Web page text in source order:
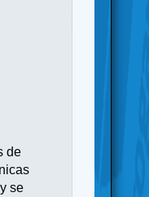
de
se